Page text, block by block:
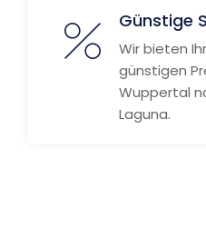
Günstige
Wir bieten
günstigen
Wuppertal
Laguna.